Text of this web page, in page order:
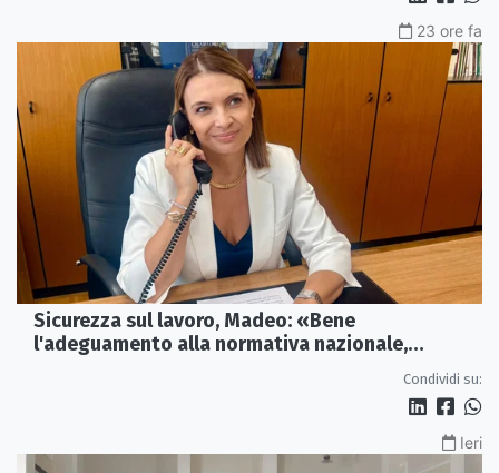
23 ore fa
Sicurezza sul lavoro, Madeo: «Bene
l'adeguamento alla normativa nazionale,
Condividi su:
Ieri